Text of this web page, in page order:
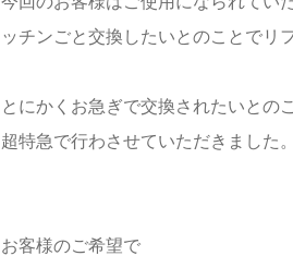
ッチンごと交換したいとのことでリ
とにかくお急ぎで交換されたいとの
超特急で行わさせていただきました
お客様のご希望で